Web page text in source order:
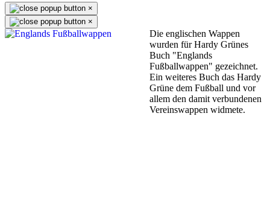
×
×
Die englischen Wappen
wurden für Hardy Grünes
Buch "Englands
Fußballwappen" gezeichnet.
Ein weiteres Buch das Hardy
Grüne dem Fußball und vor
allem den damit verbundenen
Vereinswappen widmete.